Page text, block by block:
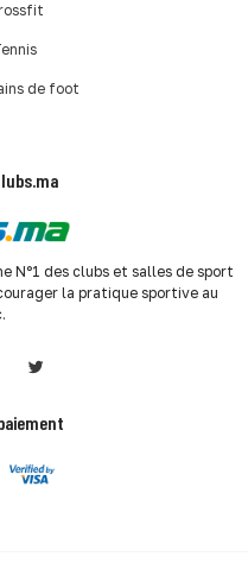
de foot
N°1 des clubs et salles de sport
la pratique sportive au